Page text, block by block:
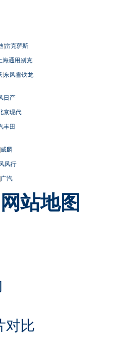
|雷克萨斯
上海通用别克
|东风雪铁龙
日产
京现代
丰田
|威麟
风行
|广汽
网站地图
对比